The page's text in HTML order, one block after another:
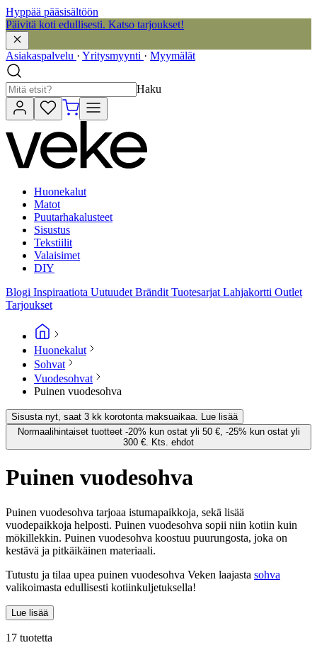
Hyppää pääsisältöön
Päivitä koti edullisesti. Katso tarjoukset!
Asiakaspalvelu · Yritysmyynti · Myymälät
Haku
Huonekalut
Matot
Puutarhakalusteet
Sisustus
Tekstiilit
Valaisimet
DIY
Blogi Inspiraatiota Uutuudet Brändit Tuotesarjat Lahjakortti Outlet
Tarjoukset
Huonekalut
Sohvat
Vuodesohvat
Puinen vuodesohva
Sisusta nyt, saat 3 kk korotonta maksuaikaa. Lue lisää
Normaalihintaiset tuotteet -20% kun ostat yli 50 €, -25% kun ostat yli
300 €. Kts. ehdot
Puinen vuodesohva
Puinen vuodesohva tarjoaa istumapaikkoja, sekä lisää
vuodepaikkoja helposti. Puinen vuodesohva sopii niin kotiin kuin
mökillekkin. Puinen vuodesohva koostuu puurungosta, joka on
kestävä ja pitkäikäinen materiaali.
Tutustu ja tilaa upea puinen vuodesohva Veken laajasta sohva
valikoimasta edullisesti kotiinkuljetuksella!
Lue lisää
17 tuotetta